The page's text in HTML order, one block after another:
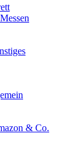
& Co.